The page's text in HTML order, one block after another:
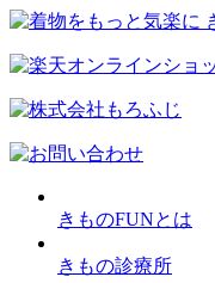
きものFUNとは
きもの診療所